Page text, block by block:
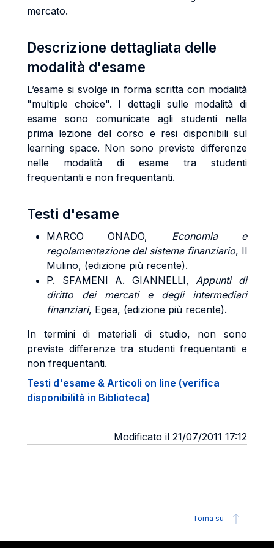
mercato.
Descrizione dettagliata delle
modalità d'esame
L’esame si svolge in forma scritta con modalità
"multiple choice". I dettagli sulle modalità di
esame sono comunicate agli studenti nella
prima lezione del corso e resi disponibili sul
learning space. Non sono previste differenze
nelle modalità di esame tra studenti
frequentanti e non frequentanti.
Testi d'esame
MARCO ONADO, Economia e
regolamentazione del sistema finanziario, Il
Mulino, (edizione più recente).
P. SFAMENI A. GIANNELLI,Appunti di
diritto dei mercati e degli intermediari
finanziari, Egea, (edizione più recente).
In termini di materiali di studio, non sono
previste differenze tra studenti frequentanti e
non frequentanti.
Testi d'esame & Articoli on line (verifica
disponibilità in Biblioteca)
Modificato il 21/07/2011 17:12
Torna su